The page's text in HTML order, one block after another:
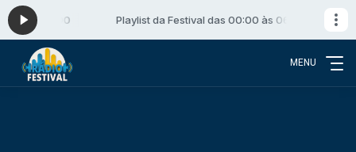
às 06:00 Playlist da Festival das 00:00 às 06:00
MENU